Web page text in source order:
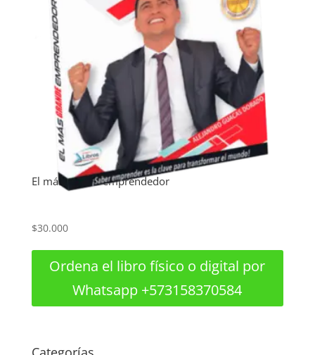
El más grande emprendedor
$30.000
Ordena el libro físico o digital por
Whatsapp +573158370584